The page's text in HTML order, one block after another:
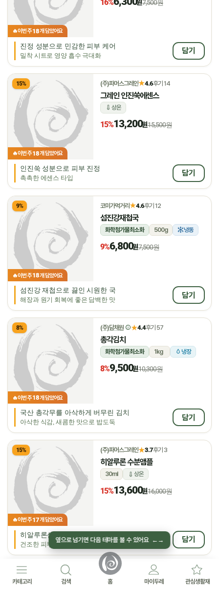
🔥이번 주18개 담았어요
16% 원7,500원
진정 성분으로 민감한 피부 케어
밀착 시트로 영양 흡수 극대화
담기
15%
🔥이번 주18개 담았어요
(주)파머스그레인★4.6후기 14
그레인 인진쑥에센스
상온
15%13,200원15,500원
인진쑥 성분으로 피부 진정
촉촉한 에센스 타입
담기
9%
🔥이번 주18개 담았어요
코미가먹거리★4.6후기 12
섬진강재첩국
화학첨가물최소화 500g 냉동
9%6,800원7,500원
섬진강 재첩으로 끓인 시원한 국
해장과 원기 회복에 좋은 담백한 맛
담기
8%
🔥이번 주18개 담았어요
(주)담채원 ★4.4후기 57
총각김치
화학첨가물최소화 1kg 냉장
8%9,500원10,300원
국산 총각무를 아삭하게 버무린 김치
아삭한 식감, 새콤한 맛으로 밥도둑
담기
15%
🔥이번 주17개 담았어요
(주)파머스그레인★3.7후기 3
히알루론 수분앰플
30ml 상온
15%13,600원16,000원
히알루론산으로 깊은 수분 충전
건조한 피부에 탄력 케어
담기
10% (주)파머스그레인
365시카수분크림
카테고리 검색 홈 마이두레 관심생활재
옆으로 넘기면 다음 테마를 볼 수 있어요 ←→